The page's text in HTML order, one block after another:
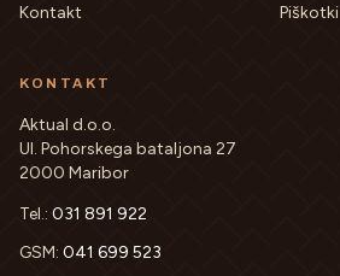
Kontakt
Piškotki
KONTAKT
Aktual d.o.o.
Ul. Pohorskega bataljona 27
2000 Maribor
Tel.: 031 891 922
GSM: 041 699 523